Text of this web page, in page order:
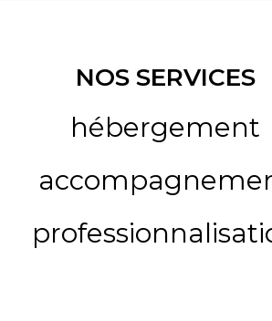
NOS SERVICES
hébergement